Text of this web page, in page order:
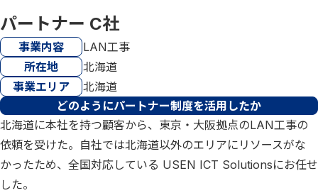
パートナー C社
事業内容
LAN工事
所在地
北海道
事業エリア
北海道
どのようにパートナー制度を活用したか
北海道に本社を持つ顧客から、東京・大阪拠点のLAN工事の
依頼を受けた。自社では北海道以外のエリアにリソースがな
かったため、全国対応している USEN ICT Solutionsにお任せ
した。